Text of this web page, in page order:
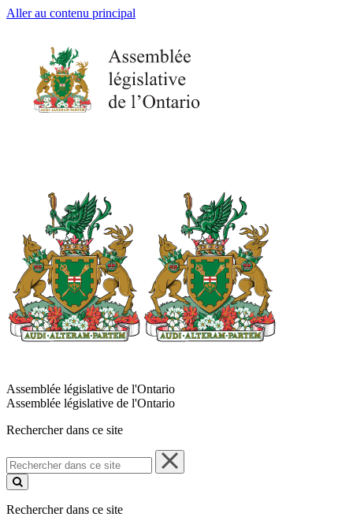
Aller au contenu principal
Assemblée législative de l'Ontario
Assemblée législative de l'Ontario
Rechercher dans ce site
Rechercher
dans
ce
Rechercher dans ce site